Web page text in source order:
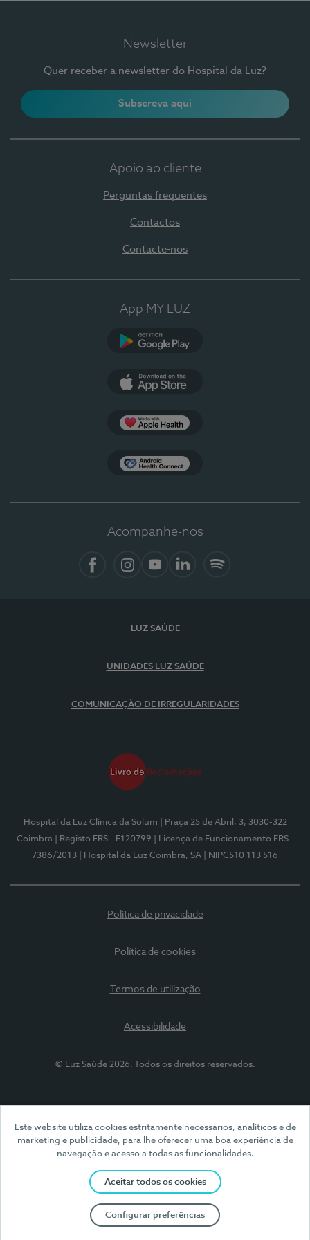
Este website utiliza cookies estritamente necessários, analíticos e de
marketing e publicidade, para lhe oferecer uma boa experiência de
navegação e acesso a todas as funcionalidades.
Aceitar todos os cookies
Configurar preferências
Newsletter
Quer receber a newsletter do Hospital da Luz?
Subscreva aqui
Apoio ao cliente
Perguntas frequentes
Contactos
Contacte-nos
App MY LUZ
Acompanhe-nos
LUZ SAÚDE
UNIDADES LUZ SAÚDE
COMUNICAÇÃO DE IRREGULARIDADES
Hospital da Luz Clínica da Solum
| Praça 25 de Abril, 3, 3030-322
Coimbra
| Registo ERS - E120799
| Licença de Funcionamento ERS -
7386/2013
| Hospital da Luz Coimbra, SA | NIPC510 113 516
Política de privacidade
Política de cookies
Termos de utilização
Acessibilidade
© Luz Saúde 2026. Todos os direitos reservados.